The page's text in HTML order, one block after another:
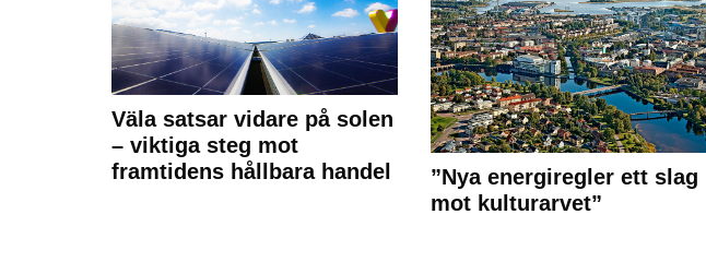
Väla satsar vidare på solen
– viktiga steg mot
framtidens hållbara handel
”Nya energiregler ett slag
mot kulturarvet”